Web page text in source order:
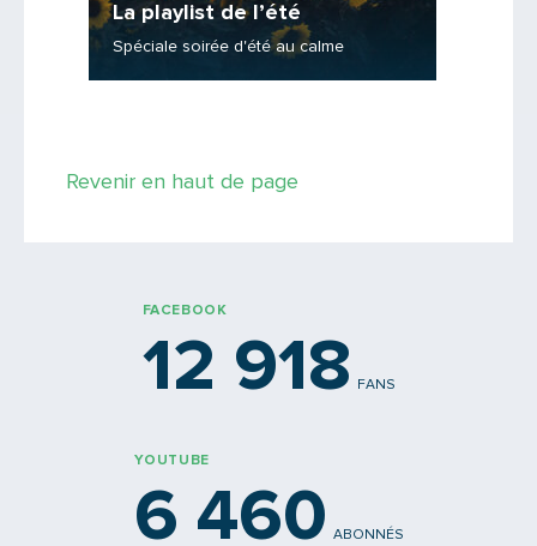
La playlist de l’été
Spéciale soirée d'été au calme
Revenir en haut de page
FACEBOOK
12 918 FANS
YOUTUBE
6 460 ABONNÉS